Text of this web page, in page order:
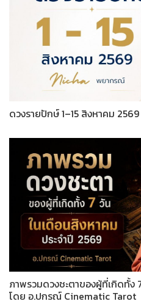
ดวงรายปักษ์ 1–15 สิงหาคม
ภาพรวมดวงชะตาของผู้ที่เกิดทั้ง
โดย อ.ปกรณ์ Cinematic Tarot